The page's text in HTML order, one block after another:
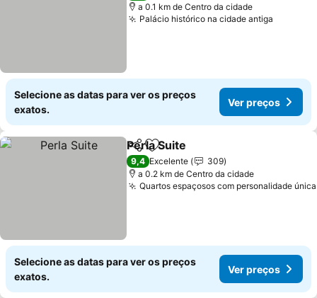
a 0.1 km de Centro da cidade
Palácio histórico na cidade antiga
Selecione as datas para ver os preços
exatos.
Ver preços
PartilharAdicionar aos favoritos
Perla Suite
9,4 Excelente
309
a 0.2 km de Centro da cidade
Quartos espaçosos com personalidade única
Selecione as datas para ver os preços
exatos.
Ver preços